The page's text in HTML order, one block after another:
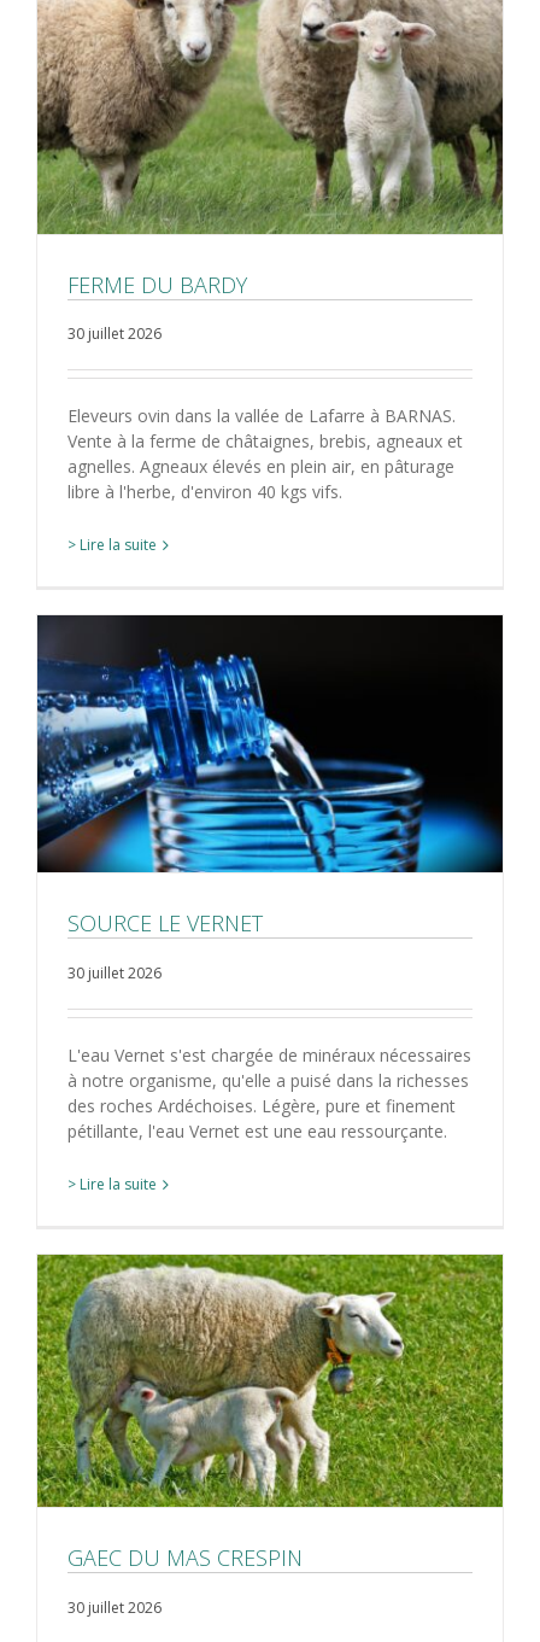
FERME DU BARDY
30 juillet 2026
Eleveurs ovin dans la vallée de Lafarre à BARNAS.
Vente à la ferme de châtaignes, brebis, agneaux et
agnelles. Agneaux élevés en plein air, en pâturage
libre à l'herbe, d'environ 40 kgs vifs.
> Lire la suite
SOURCE LE VERNET
30 juillet 2026
L'eau Vernet s'est chargée de minéraux nécessaires
à notre organisme, qu'elle a puisé dans la richesses
des roches Ardéchoises. Légère, pure et finement
pétillante, l'eau Vernet est une eau ressourçante.
> Lire la suite
GAEC DU MAS CRESPIN
30 juillet 2026